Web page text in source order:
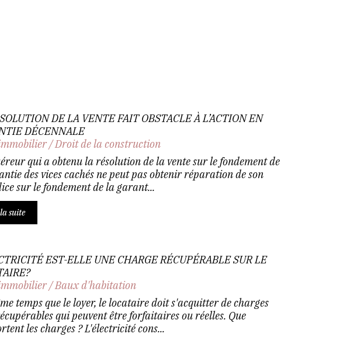
DE LA VENTE FAIT OBSTACLE À L’ACTION EN
DÉCENNALE
/Droit de la construction
qui a obtenu la résolution de la vente sur le fondement de
des vices cachés ne peut pas obtenir réparation de son
sur le fondement de la garant...
suite
EST-ELLE UNE CHARGE RÉCUPÉRABLE SUR LE
/Baux d'habitation
temps que le loyer, le locataire doit s'acquitter de charges
qui peuvent être forfaitaires ou réelles. Que
les charges ? L'électricité cons...